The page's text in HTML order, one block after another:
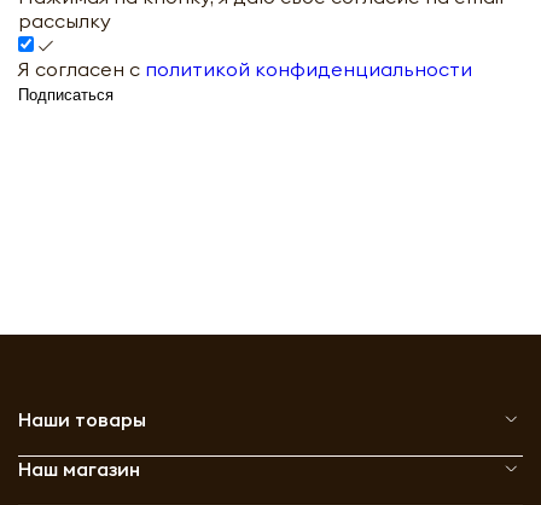
рассылку
Я согласен с политикой конфиденциальности
Подписаться
Наши товары
Наш магазин